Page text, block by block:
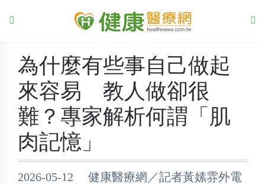
為什麼有些事自己做起
來容易 教人做卻很
難？專家解析何謂「肌
肉記憶」
2026-05-12 健康醫療網／記者黃嫊雰外電